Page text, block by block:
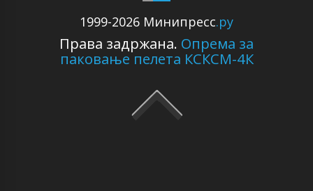
1999-2026 Минипресс.ру
Права задржана. Опрема за
паковање пелета КСКСМ-4К